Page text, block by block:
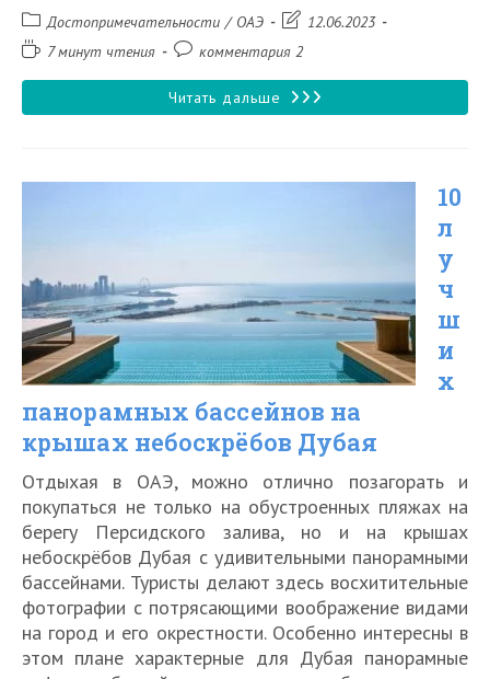
Рубрика
записи:
Достопримечательности / ОАЭ
Запись
изменена:
12.06.2023
Время7 минут чтения
Комментарии
записи:
комментария 2
Читать дальше Aura
бассейн
с
охватом
360
градусов
10
л
у
ч
ш
и
х
панорамных бассейнов на
крышах небоскрёбов Дубая
Отдыхая в ОАЭ, можно отлично позагорать и
покупаться не только на обустроенных пляжах на
берегу Персидского залива, но и на крышах
небоскрёбов Дубая с удивительными панорамными
бассейнами. Туристы делают здесь восхитительные
фотографии с потрясающими воображение видами
на город и его окрестности. Особенно интересны в
этом плане характерные для Дубая панорамные